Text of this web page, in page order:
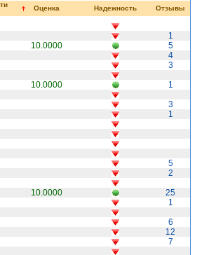
Оценка Надежность Отзывы
1
10.0000
5
4
3
10.0000
1
3
1
5
2
10.0000
25
1
6
12
7